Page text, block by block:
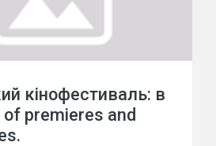
кінофестиваль: в
premieres and